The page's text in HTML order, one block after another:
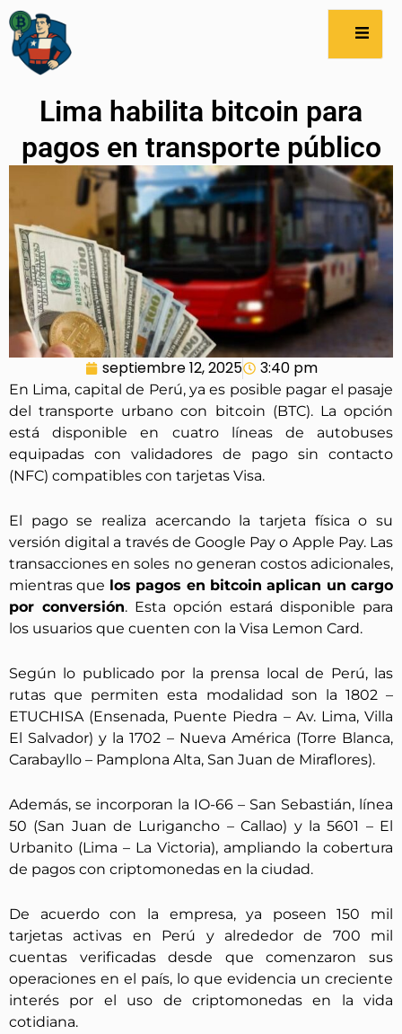
Lima habilita bitcoin para
pagos en transporte público
septiembre 12, 2025 3:40 pm
En Lima, capital de Perú, ya es posible pagar el pasaje
del transporte urbano con bitcoin (BTC). La opción
está disponible en cuatro líneas de autobuses
equipadas con validadores de pago sin contacto
(NFC) compatibles con tarjetas Visa.
El pago se realiza acercando la tarjeta física o su
versión digital a través de Google Pay o Apple Pay. Las
transacciones en soles no generan costos adicionales,
mientras que los pagos en bitcoin aplican un cargo
por conversión. Esta opción estará disponible para
los usuarios que cuenten con la Visa Lemon Card.
Según lo publicado por la prensa local de Perú, las
rutas que permiten esta modalidad son la 1802 –
ETUCHISA (Ensenada, Puente Piedra – Av. Lima, Villa
El Salvador) y la 1702 – Nueva América (Torre Blanca,
Carabayllo – Pamplona Alta, San Juan de Miraflores).
Además, se incorporan la IO-66 – San Sebastián, línea
50 (San Juan de Lurigancho – Callao) y la 5601 – El
Urbanito (Lima – La Victoria), ampliando la cobertura
de pagos con criptomonedas en la ciudad.
De acuerdo con la empresa, ya poseen 150 mil
tarjetas activas en Perú y alrededor de 700 mil
cuentas verificadas desde que comenzaron sus
operaciones en el país, lo que evidencia un creciente
interés por el uso de criptomonedas en la vida
cotidiana.